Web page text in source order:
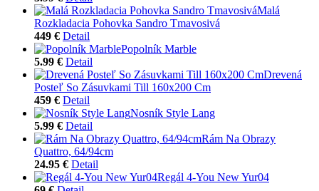
Malá
Rozkladacia Pohovka Sandro Tmavosivá
449 € Detail
Popolník Marble
5.99 € Detail
Drevená
Posteľ So Zásuvkami Till 160x200 Cm
459 € Detail
Nosník Style Lang
5.99 € Detail
Rám Na Obrazy
Quattro, 64/94cm
24.95 € Detail
Regál 4-You New Yur04